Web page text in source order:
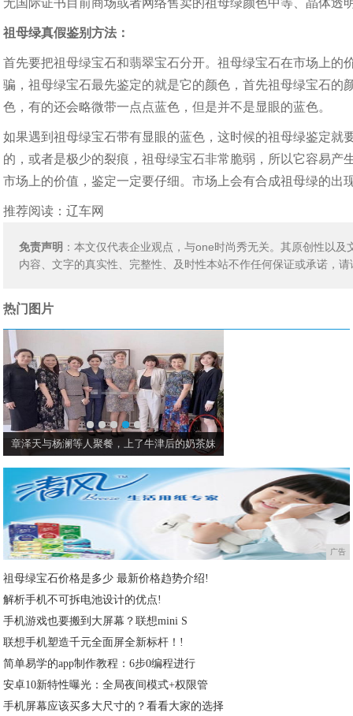
无国际证书目前商场或者网络售卖的祖母绿颜色中等、晶体透
祖母绿真假鉴别方法：
首先要把祖母绿宝石和翡翠宝石分开。祖母绿宝石在市场上
骗，祖母绿宝石最先鉴定的就是它的颜色，首先祖母绿宝石
色，有的还会略微带一点点蓝色，但是并不是显眼的蓝色。
如果遇到祖母绿宝石带有显眼的蓝色，这时候的祖母绿鉴定
的，或者是极少的裂痕，祖母绿宝石非常脆弱，所以它容易
市场上的价值，鉴定一定要仔细。市场上会有合成祖母绿的出
推荐阅读：辽车网
免责声明 ：本文仅代表企业观点，与one时尚秀无关。其原创性以
内容、文字的真实性、完整性、及时性本站不作任何保证或承诺，
热门图片
章泽天与杨澜等人聚餐，上了牛津后的奶茶妹
广告
祖母绿宝石价格是多少 最新价格趋势介绍!
解析手机不可拆电池设计的优点!
手机游戏也要搬到大屏幕？联想mini S
联想手机塑造千元全面屏全新标杆！!
简单易学的app制作教程：6步0编程进行
安卓10新特性曝光：全局夜间模式+权限管
手机屏幕应该买多大尺寸的？看看大家的选择